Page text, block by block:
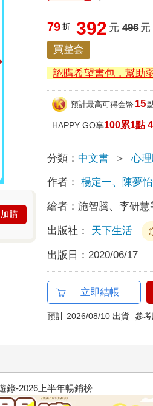
加購
79 折 392 元 496元
買整套
認購希望書包，幫助
預計最高可得金幣 15
HAPPY GO享100累1點
分類： 中文書 ＞ 心
作者： 楊定一、陳夢
繪者：施智騰、李研慧
出版社： 天下生活
出版日： 2020/06/17
立即結帳
預計 2026/08/10 出貨 參
飢餓遊戲前傳贈